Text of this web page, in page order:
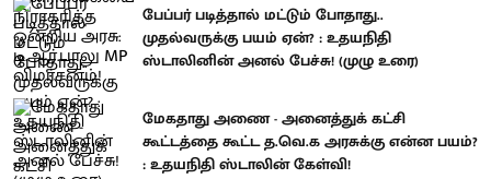
பேப்பர் படித்தால் மட்டும் போதாது..
முதல்வருக்கு பயம் ஏன்? : உதயநிதி
ஸ்டாலினின் அனல் பேச்சு! (முழு உரை)
மேகதாது அணை - அனைத்துக் கட்சி
கூட்டத்தை கூட்ட த.வெ.க அரசுக்கு என்ன பயம்?
: உதயநிதி ஸ்டாலின் கேள்வி!